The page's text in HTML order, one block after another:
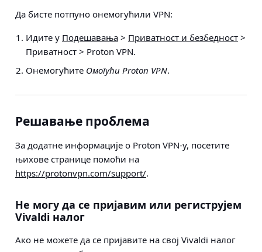
Да бисте потпуно онемогућили VPN:
Идите у Подешавања > Приватност и безбедност >
Приватност > Proton VPN.
Онемогућите Омогући Proton VPN.
Решавање проблема
За додатне информације о Proton VPN-у, посетите
њихове странице помоћи на
https://protonvpn.com/support/.
Не могу да се пријавим или региструјем
Vivaldi налог
Ако не можете да се пријавите на свој Vivaldi налог